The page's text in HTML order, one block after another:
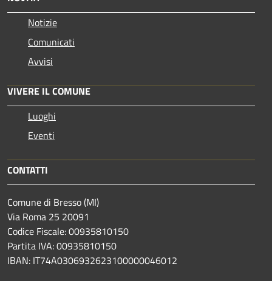
Notizie
Comunicati
Avvisi
VIVERE IL COMUNE
Luoghi
Eventi
CONTATTI
Comune di Bresso (MI)
Via Roma 25 20091
Codice Fiscale: 00935810150
Partita IVA: 00935810150
IBAN: IT74A0306932623100000046012